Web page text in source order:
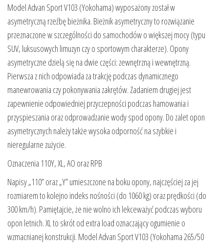
Model Advan Sport V103 (Yokohama) wyposażony został w
asymetryczną rzeźbę bieżnika. Bieżnik asymetryczny to rozwiązanie
przeznaczone w szczególności do samochodów o większej mocy (typu
SUV, luksusowych limuzyn czy o sportowym charakterze). Opony
asymetryczne dzielą się na dwie części: zewnętrzną i wewnętrzną.
Pierwsza z nich odpowiada za trakcję podczas dynamicznego
manewrowania czy pokonywania zakrętów. Zadaniem drugiej jest
zapewnienie odpowiedniej przyczepności podczas hamowania i
przyspieszania oraz odprowadzanie wody spod opony. Do zalet opon
asymetrycznych należy także wysoka odporność na szybkie i
nieregularne zużycie.
Oznaczenia 110Y, XL, AO oraz RPB
Napisy „110” oraz „Y” umieszczone na boku opony, najczęściej za jej
rozmiarem to kolejno indeks nośności (do 1060 kg) oraz prędkości (do
300 km/h). Pamiętajcie, że nie wolno ich lekceważyć podczas wyboru
opon letnich. XL to skrót od extra load oznaczający ogumienie o
wzmacnianej konstrukcji. Model Advan Sport V103 (Yokohama 265/50